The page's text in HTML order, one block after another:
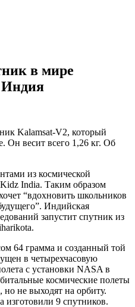
в мире
Индия
Kalamsat-V2, который
Он весит всего 1,26 кг. Об
из космической
India. Таким образом
“вдохновить школьников
Индийская
запустит спутник из
64 грамма и созданный той
в четырехчасовую
с установки NASA в
космические полеты
но не выходят на орбиту.
изготовили 9 спутников.